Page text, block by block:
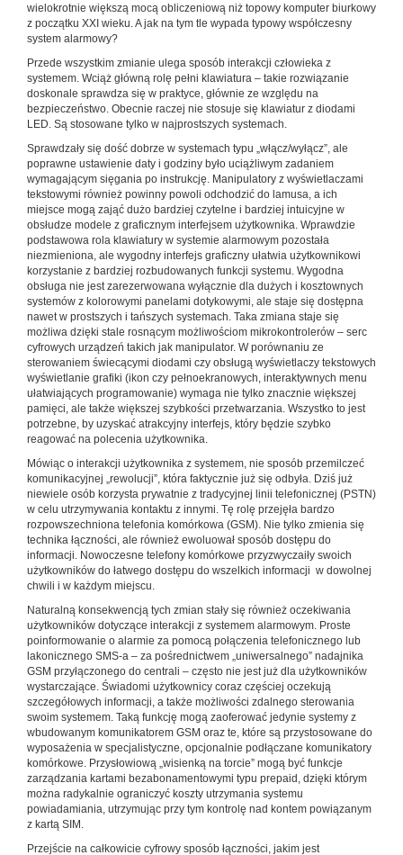
wielokrotnie większą mocą obliczeniową niż topowy komputer biurkowy
z początku XXI wieku. A jak na tym tle wypada typowy współczesny
system alarmowy?
Przede wszystkim zmianie ulega sposób interakcji człowieka z
systemem. Wciąż główną rolę pełni klawiatura – takie rozwiązanie
doskonale sprawdza się w praktyce, głównie ze względu na
bezpieczeństwo. Obecnie raczej nie stosuje się klawiatur z diodami
LED. Są stosowane tylko w najprostszych systemach.
Sprawdzały się dość dobrze w systemach typu „włącz/wyłącz”, ale
poprawne ustawienie daty i godziny było uciążliwym zadaniem
wymagającym sięgania po instrukcję. Manipulatory z wyświetlaczami
tekstowymi również powinny powoli odchodzić do lamusa, a ich
miejsce mogą zająć dużo bardziej czytelne i bardziej intuicyjne w
obsłudze modele z graficznym interfejsem użytkownika. Wprawdzie
podstawowa rola klawiatury w systemie alarmowym pozostała
niezmieniona, ale wygodny interfejs graficzny ułatwia użytkownikowi
korzystanie z bardziej rozbudowanych funkcji systemu. Wygodna
obsługa nie jest zarezerwowana wyłącznie dla dużych i kosztownych
systemów z kolorowymi panelami dotykowymi, ale staje się dostępna
nawet w prostszych i tańszych systemach. Taka zmiana staje się
możliwa dzięki stale rosnącym możliwościom mikrokontrolerów – serc
cyfrowych urządzeń takich jak manipulator. W porównaniu ze
sterowaniem świecącymi diodami czy obsługą wyświetlaczy tekstowych
wyświetlanie grafiki (ikon czy pełnoekranowych, interaktywnych menu
ułatwiających programowanie) wymaga nie tylko znacznie większej
pamięci, ale także większej szybkości przetwarzania. Wszystko to jest
potrzebne, by uzyskać atrakcyjny interfejs, który będzie szybko
reagować na polecenia użytkownika.
Mówiąc o interakcji użytkownika z systemem, nie sposób przemilczeć
komunikacyjnej „rewolucji”, która faktycznie już się odbyła. Dziś już
niewiele osób korzysta prywatnie z tradycyjnej linii telefonicznej (PSTN)
w celu utrzymywania kontaktu z innymi. Tę rolę przejęła bardzo
rozpowszechniona telefonia komórkowa (GSM). Nie tylko zmienia się
technika łączności, ale również ewoluował sposób dostępu do
informacji. Nowoczesne telefony komórkowe przyzwyczaiły swoich
użytkowników do łatwego dostępu do wszelkich informacji w dowolnej
chwili i w każdym miejscu.
Naturalną konsekwencją tych zmian stały się również oczekiwania
użytkowników dotyczące interakcji z systemem alarmowym. Proste
poinformowanie o alarmie za pomocą połączenia telefonicznego lub
lakonicznego SMS-a – za pośrednictwem „uniwersalnego” nadajnika
GSM przyłączonego do centrali – często nie jest już dla użytkowników
wystarczające. Świadomi użytkownicy coraz częściej oczekują
szczegółowych informacji, a także możliwości zdalnego sterowania
swoim systemem. Taką funkcję mogą zaoferować jedynie systemy z
wbudowanym komunikatorem GSM oraz te, które są przystosowane do
wyposażenia w specjalistyczne, opcjonalnie podłączane komunikatory
komórkowe. Przysłowiową „wisienką na torcie” mogą być funkcje
zarządzania kartami bezabonamentowymi typu prepaid, dzięki którym
można radykalnie ograniczyć koszty utrzymania systemu
powiadamiania, utrzymując przy tym kontrolę nad kontem powiązanym
z kartą SIM.
Przejście na całkowicie cyfrowy sposób łączności, jakim jest